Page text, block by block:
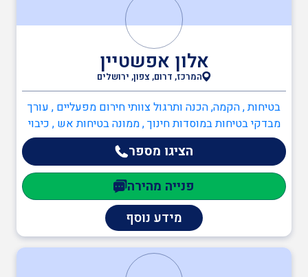
אלון אפשטיין
המרכז, דרום, צפון, ירושלים
בטיחות , הקמה, הכנה ותרגול צוותי חירום מפעליים , עורך
מבדקי בטיחות במוסדות חינוך , ממונה בטיחות אש , כיבוי
אש , כתיבה/עדכון תיק שטח , הקמה, הכנה ותרגול צוותי
חירום מפעליים , תכנון מערכי בטיחות אש , יועץ בטיחות
אש , ממונה בטיחות אש
הציגו מספר
פנייה מהירה
מידע נוסף